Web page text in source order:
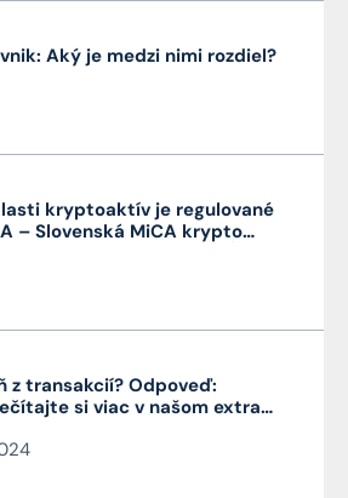
Aký je medzi nimi rozdiel?
kryptoaktív je regulované
– Slovenská MiCA krypto
z transakcií? Odpoveď:
si viac v našom extra